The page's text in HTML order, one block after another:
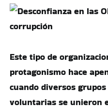
Este tipo de
protagonismo hace
cuando diversos
voluntarias se unieron